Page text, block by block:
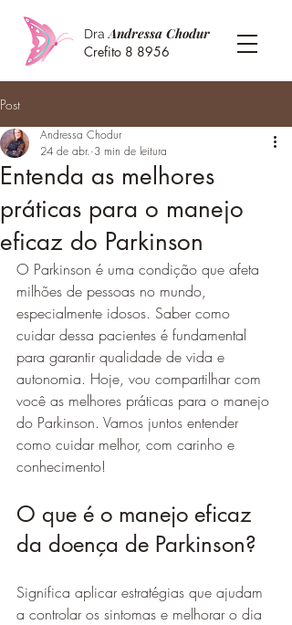
Dra Andressa Chodur
Crefito 8 8956
Post
Entenda as melhores
práticas para o manejo
eficaz do Parkinson
Andressa Chodur
24 de abr. 3 min de leitura
O Parkinson é uma condição que afeta
milhões de pessoas no mundo,
especialmente idosos. Saber como
cuidar dessa pacientes é fundamental
para garantir qualidade de vida e
autonomia. Hoje, vou compartilhar com
você as melhores práticas para o manejo
do Parkinson. Vamos juntos entender
como cuidar melhor, com carinho e
conhecimento!
O que é o manejo eficaz
da doença de Parkinson?
Significa aplicar estratégias que ajudam
a controlar os sintomas e melhorar o dia